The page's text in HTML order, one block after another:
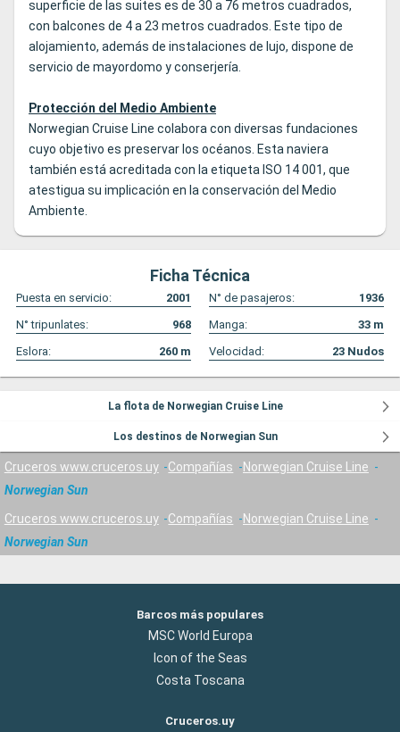
superficie de las suites es de 30 a 76 metros cuadrados,
con balcones de 4 a 23 metros cuadrados. Este tipo de
alojamiento, además de instalaciones de lujo, dispone de
servicio de mayordomo y conserjería.
Protección del Medio Ambiente
Norwegian Cruise Line colabora con diversas fundaciones
cuyo objetivo es preservar los océanos. Esta naviera
también está acreditada con la etiqueta ISO 14 001, que
atestigua su implicación en la conservación del Medio
Ambiente.
Ficha Técnica
Puesta en servicio: 2001 N° de pasajeros:
1936
N° tripunlates:
968 Manga: 33 m
Eslora:
260 m Velocidad: 23 Nudos
La flota de Norwegian Cruise Line
Los destinos de Norwegian Sun
Cruceros www.cruceros.uy Compañías
Norwegian Cruise Line
Norwegian Sun
Cruceros www.cruceros.uy Compañías
Norwegian Cruise Line
Norwegian Sun
Barcos más populares
MSC World Europa
Icon of the Seas
Costa Toscana
Cruceros.uy